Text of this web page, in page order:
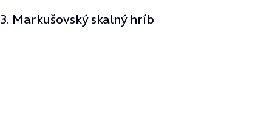
3. Markušovský skalný hríb